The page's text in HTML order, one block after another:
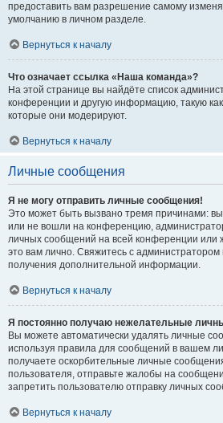
предоставить вам разрешение самому
умолчанию в личном разделе.
Вернуться к началу
Что означает ссылка «Наша команда»?
На этой странице вы найдёте список
конференции и другую информацию, такую
которые они модерируют.
Вернуться к началу
Личные сообщения
Я не могу отправить личные сообщения!
Это может быть вызвано тремя причинами:
или не вошли на конференцию,
личных сообщений на всей конференции или
это вам лично. Свяжитесь с
получения дополнительной информации.
Вернуться к началу
Я постоянно получаю нежелательные
Вы можете автоматически удалять личные
используя правила для сообщений в вашем
получаете оскорбительные личные
пользователя, отправьте жалобы на
запретить пользователю отправку личных
Вернуться к началу